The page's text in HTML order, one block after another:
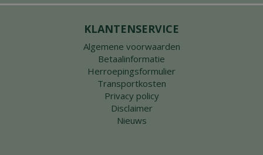
KLANTENSERVICE
Algemene voorwaarden
Betaalinformatie
Herroepingsformulier
Transportkosten
Privacy policy
Disclaimer
Nieuws